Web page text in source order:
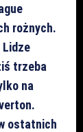
rożnych.
Lidze
trzeba
na
ostatnich